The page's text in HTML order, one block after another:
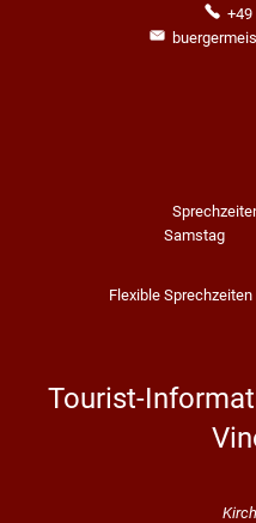
+49
Samstag
Flexible
Tourist-